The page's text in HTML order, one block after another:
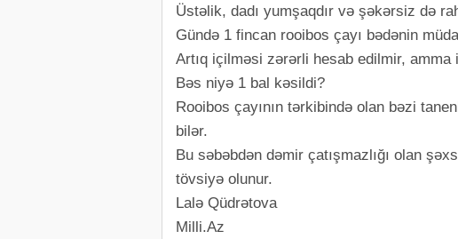
Üstəlik, dadı yumşaqdır və şəkərsiz də
Gündə 1 fincan rooibos çayı bədənin
Artıq içilməsi zərərli hesab edilmir, amma
Bəs niyə 1 bal kəsildi?
Rooibos çayının tərkibində olan bəzi
bilər.
Bu səbəbdən dəmir çatışmazlığı olan
tövsiyə olunur.
Lalə Qüdrətova
Milli.Az